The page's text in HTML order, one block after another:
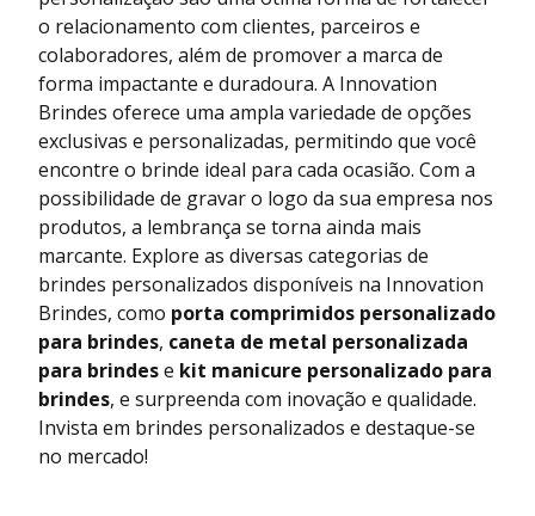
o relacionamento com clientes, parceiros e
colaboradores, além de promover a marca de
forma impactante e duradoura. A Innovation
Brindes oferece uma ampla variedade de opções
exclusivas e personalizadas, permitindo que você
encontre o brinde ideal para cada ocasião. Com a
possibilidade de gravar o logo da sua empresa nos
produtos, a lembrança se torna ainda mais
marcante. Explore as diversas categorias de
brindes personalizados disponíveis na Innovation
Brindes, como porta comprimidos personalizado
para brindes, caneta de metal personalizada
para brindese kit manicure personalizado para
brindes, e surpreenda com inovação e qualidade.
Invista em brindes personalizados e destaque-se
no mercado!